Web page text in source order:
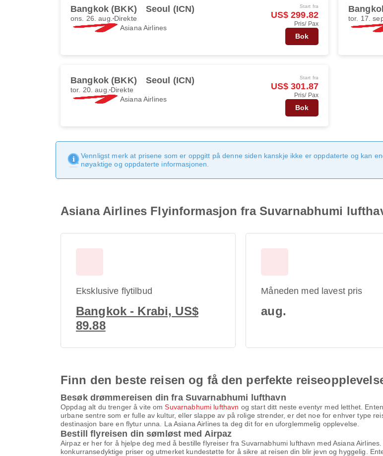
Bangkok (BKK) Seoul (ICN)
ons. 26. aug. Direkte
Asiana Airlines
Start fra
US$ 299.82
Pris/ Pax
Bok
tor. 17.
Bangkok (BKK) Seoul (ICN)
tor. 20. aug. Direkte
Asiana Airlines
Start fra
US$ 301.87
Pris/ Pax
Bok
Vennligst merk at prisene som er oppgitt på denne siden kanskje ikke er oppdaterte og kan
nøyaktige og oppdaterte informasjonen.
Asiana Airlines Flyinformasjon fra Suvarnabhumi
Eksklusive flytilbud
Bangkok - Krabi, US$
89.88
Måneden med lavest pris
aug.
Finn den beste reisen og få den perfekte
Besøk drømmereisen din fra Suvarnabhumi lufthavn
Oppdag alt du trenger å vite omSuvarnabhumi lufthavn og start ditt neste eventyr med letthet.
urbane sentre som er fulle av kultur, eller slappe av på rolige strender, er det noe for enhver type
destinasjon bare en flytur unna. La Asiana Airlines ta deg dit for en uforglemmelig opplevelse.
Bestill flyreisen din sømløst med Airpaz
Airpaz er her for å hjelpe deg med å bestille flyreiser fra Suvarnabhumi lufthavn med Asiana
konkurransedyktige priser og utmerket kundestøtte for å sikre at reisen din blir jevn og hyggelig.